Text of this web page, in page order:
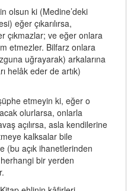
olsun ki (Medine’deki
eğer çıkarılırsa,
çıkmazlar; ve eğer onlara
etmezler. Bilfarz onlara
uğrayarak) arkalarına
helâk eder de artık)
etmeyin ki, eğer o
olurlarsa, onlarla
açılırsa, asla kendilerine
kalksalar bile
(bu açık ihanetlerinden
herhangi bir yerden